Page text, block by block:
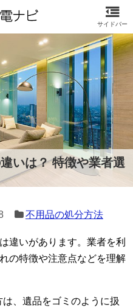
いは？ 特徴や業者選
不用品の処分方法
違いがあります。業者を利
の特徴や注意点などを理解
、遺品をゴミのように扱